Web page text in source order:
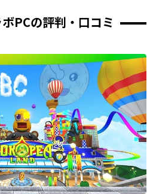
PCの評判・口コミ